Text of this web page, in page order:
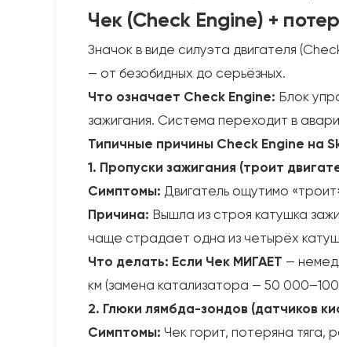
Чек (Check Engine) +
Значок в виде силуэта двигателя
— от безобидных до серьёзных.
Что означает Check Engine: Блок
зажигания. Система переходит в
Типичные причины Check Engine на
1. Пропуски зажигания (троит
Симптомы: Двигатель ощутимо
Причина: Вышла из строя катушка
чаще страдает одна из четырёх
Что делать: Если Чек МИГАЕТ —
км (замена катализатора — 50
2. Глюки лямбда-зондов (датчиков
Симптомы: Чек горит, потеряна тяга,